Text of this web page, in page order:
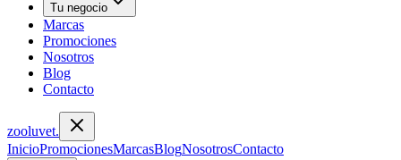
Tu negocio
Marcas
Promociones
Nosotros
Blog
Contacto
zooluvet.
InicioPromocionesMarcasBlogNosotrosContacto